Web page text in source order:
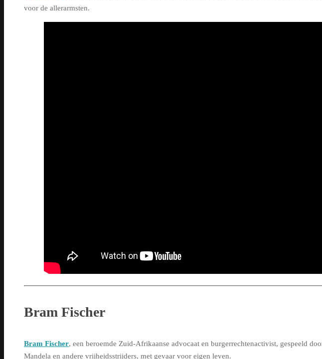
voor de allerarmsten.
Bram Fischer
Bram Fischer, een beroemde Zuid-Afrikaanse advocaat en burgerrechtenactivist, gespeeld
Mandela en andere vrijheidsstrijders, met gevaar voor eigen leven.